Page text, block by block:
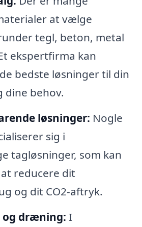
at vælge
tegl, beton, metal
ekspertfirma kan
bedste løsninger til din
dine behov.
løsninger: Nogle
sig i
tagløsninger, som kan
reducere dit
og dit CO2-aftryk.
og dræning: I